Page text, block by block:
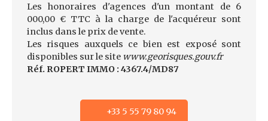
Les honoraires d'agences d'un montant de 6
000,00 € TTC à la charge de l'acquéreur sont
inclus dans le prix de vente.
Les risques auxquels ce bien est exposé sont
disponibles sur le site www.georisques.gouv.fr
Réf. ROPERT IMMO : 4367.4/MD87
+33 5 55 79 80 94